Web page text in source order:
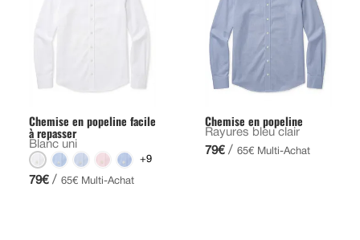
Chemise en popeline facile
à repasser
Blanc uni
+9
79€ / 65€ Multi-Achat
Chemise en popeline
Rayures bleu clair
79€ / 65€ Multi-Achat